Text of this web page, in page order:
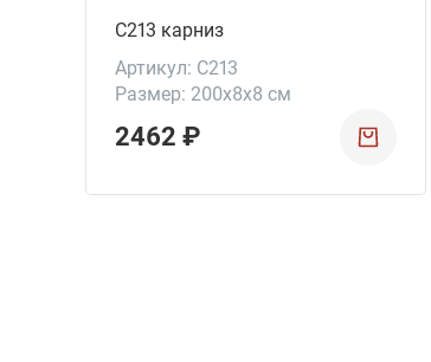
C213 карниз
Артикул: C213
Размер: 200x8x8 см
2462 ₽